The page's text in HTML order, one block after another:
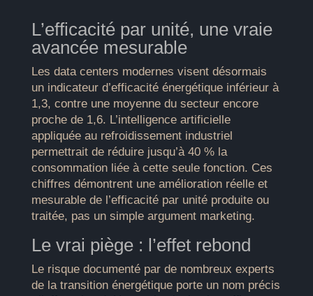
L’efficacité par unité, une vraie
avancée mesurable
Les data centers modernes visent désormais
un indicateur d’efficacité énergétique inférieur à
1,3, contre une moyenne du secteur encore
proche de 1,6. L’intelligence artificielle
appliquée au refroidissement industriel
permettrait de réduire jusqu’à 40 % la
consommation liée à cette seule fonction. Ces
chiffres démontrent une amélioration réelle et
mesurable de l’efficacité par unité produite ou
traitée, pas un simple argument marketing.
Le vrai piège : l’effet rebond
Le risque documenté par de nombreux experts
de la transition énergétique porte un nom précis